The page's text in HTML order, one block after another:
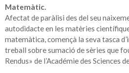
Matemàtic.
Afectat de paràlisi des del seu
autodidacte en les matèries
matemàtica, començà la seva tasca
treball sobre sumació de sèries que
Rendus» de l’Académie des Sciences